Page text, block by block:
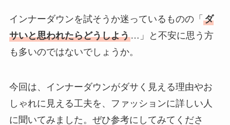
インナーダウンを試そうか迷っているものの「 ダ
サいと思われたらどうしよう…」と不安に思う方
も多いのではないでしょうか。
今回は、インナーダウンがダサく見える理由やお
しゃれに見える工夫を、ファッションに詳しい人
に聞いてみました。ぜひ参考にしてみてくださ